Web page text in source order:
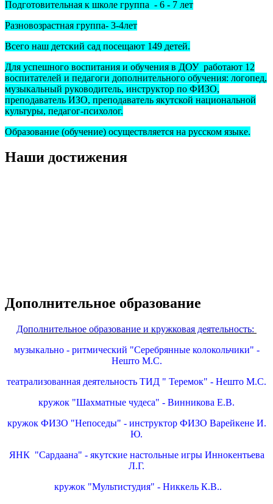
Подготовительная к школе группа - 6 - 7 лет
Разновозрастная группа- 3-4лет
Всего наш детский сад посещают 149 детей.
Для успешного воспитания и обучения в ДОУ работают 12
воспитателей и педагоги дополнительного обучения: логопед,
музыкальный руководитель, инструктор по ФИЗО,
преподаватель ИЗО, преподаватель якутской национальной
культуры, педагог-психолог.
Образование (обучение) осуществляется на русском языке.
Наши достижения
Дополнительное образование
Дополнительное образование и кружковая деятельность:
музыкально - ритмический "Серебрянные колокольчики" -
Нешто М.С.
театрализованная деятельность ТИД " Теремок" - Нешто М.С.
кружок "Шахматные чудеса" - Винникова Е.В.
кружок ФИЗО "Непоседы" - инструктор ФИЗО Варейкене И.
Ю.
ЯНК "Сардаана" - якутские настольные игры Иннокентьева
Л.Г.
кружок "Мультистудия" - Никкель К.В..